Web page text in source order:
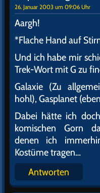
Gastsagt:
25. Januar 2003 um 20:54 Uhr
was für ein
Antworten
hdEATH sagt:
26. Januar 2003 um 00:53 Uhr
Gorn! G wie Gorn
interessiert denn
ihr auch unter "V"
öhm "Liebesklavin"!…
war an dieser Stelle
Wäre nett, wenn
nachreichen könntet.